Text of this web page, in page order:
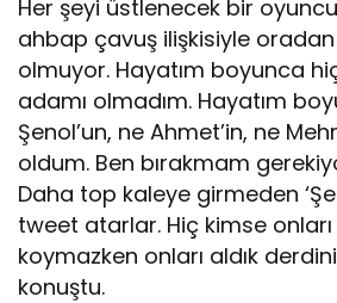
Her şeyi üstlenecek bir
ahbap çavuş ilişkisiyle
olmuyor. Hayatım boyunca
adamı olmadım. Hayatım
Şenol’un, ne Ahmet’in, ne
oldum. Ben bırakmam
Daha top kaleye girmeden
tweet atarlar. Hiç kimse
koymazken onları aldık
konuştu.